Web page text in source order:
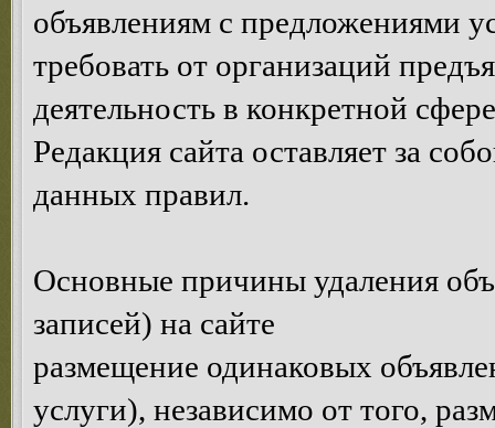
объявлениям с предложениями
требовать от организаций
деятельность в конкретной
Редакция сайта оставляет за
данных правил.
Основные причины удаления
записей) на сайте
размещение одинаковых
услуги), независимо от того,